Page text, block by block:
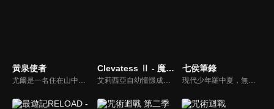
黃泉使者
尤爾是一名住在山中小村莊的獵人少年，靠著狩獵野鳥維生，與雙胞胎妹妹阿薩及村民們過著樸實的生活。然而，這樣平穩的日常卻被空中響起的""龍的叫聲""給撕裂了──安逸的村莊裡潛藏著傳承與謎團，這個村裡究竟藏著什麼祕密呢？尤爾的命運又會如何？謎團與不可思議縱橫交錯的嶄新使者戰鬥──緊張刺激的幻怪奇幻譚，現在揭開序幕。
Clevatess Ⅱ - 魔獸之王與虛假的勇者傳承
艾莉西亞自幼憧憬成為勇者，成為了由國王所選出的 13 名勇者之一。勇者們帶著傳說之劍，前往討伐魔獸王克雷巴特斯。然而他們的魯莽，卻意外引發了可能讓整個艾多西亞大陸的人族滅絕的最大危機。而世界僅存的希望，竟然是託付給魔獸王的一名嬰兒...... 第二季將接續第一季的發展，繼續講述魔獸王克雷巴特斯與這名人族嬰兒在充滿陰謀與危機的世界中，所展開的黑暗冒險與史詩篇章。
七侯筆錄
現代少年羅中夏，無意中邂逅了一支與「管城七侯」息息相關的筆靈，一個與筆冢相關的奇妙世界就此為他打開大門。然而少年雖得奇遇，卻因懷璧其罪而被各方勢力頻頻覬覦，少年只想躲避紛爭，一心尋找退筆之法。雖然退筆的過程總是事與願違，但少年卻因此得到成長，成為一個有擔當，有謀略的「筆冢吏」。